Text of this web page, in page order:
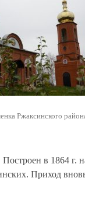
Ржаксинского
в 1864 г.
Приход